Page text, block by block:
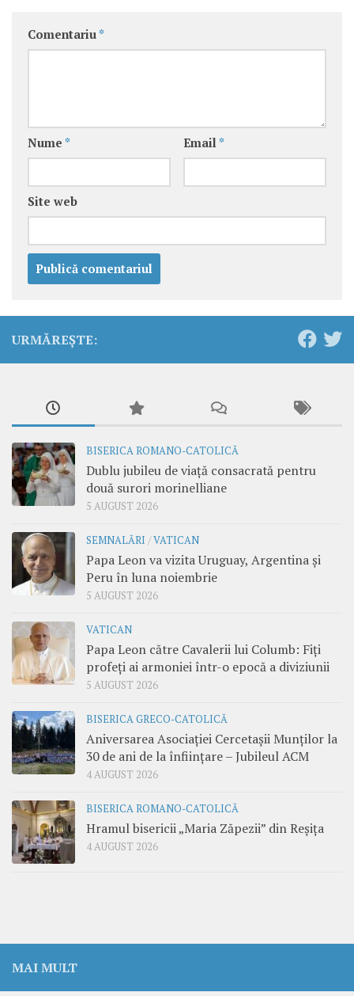
Comentariu *
Nume * Email *
Site web
URMĂREȘTE:
BISERICA ROMANO-CATOLICĂ
Dublu jubileu de viață consacrată pentru
două surori morinelliane
5 AUGUST 2026
SEMNALĂRI /VATICAN
Papa Leon va vizita Uruguay, Argentina și
Peru în luna noiembrie
5 AUGUST 2026
VATICAN
Papa Leon către Cavalerii lui Columb: Fiți
profeți ai armoniei într-o epocă a diviziunii
5 AUGUST 2026
BISERICA GRECO-CATOLICĂ
Aniversarea Asociației Cercetașii Munților la
30 de ani de la înființare – Jubileul ACM
4 AUGUST 2026
BISERICA ROMANO-CATOLICĂ
Hramul bisericii „Maria Zăpezii” din Reșița
4 AUGUST 2026
MAI MULT